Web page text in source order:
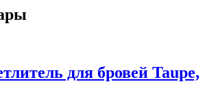
для бровей Taupe,